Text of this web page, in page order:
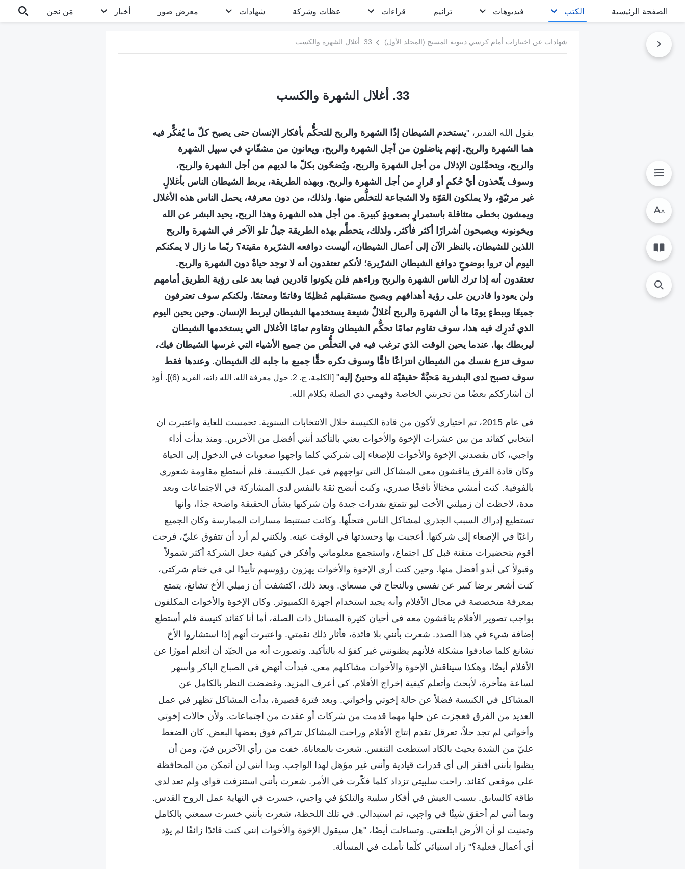
الصفحة الرئيسية الكتب فيديوهات ترانيم قراءات عظات وشركة شهادات معرض صور أخبار مَن نحن
شهادات عن اختبارات أمام كرسي دينونة المسيح (المجلد الأول) 33. أغلال الشهرة والكسب
33. أغلال الشهرة والكسب
يقول الله القدير، "يستخدم الشيطان إذًا الشهرة والربح للتحكُّم بأفكار الإنسان حتى يصبح كلّ ما يُفكِّر فيه
هما الشهرة والربح. إنهم يناضلون من أجل الشهرة والربح، ويعانون من مشقّاتٍ في سبيل الشهرة
والربح، ويتحمَّلون الإذلال من أجل الشهرة والربح، ويُضحّون بكلّ ما لديهم من أجل الشهرة والربح،
وسوف يتّخذون أيّ حُكمٍ أو قرارٍ من أجل الشهرة والربح. وبهذه الطريقة، يربط الشيطان الناس بأغلالٍ
غير مرئيّةٍ، ولا يملكون القوّة ولا الشجاعة للتخلُّص منها. ولذلك، من دون معرفة، يحمل الناس هذه الأغلال
ويمشون بخطى متثاقلة باستمرارٍ بصعوبةٍ كبيرة. من أجل هذه الشهرة وهذا الربح، يحيد البشر عن الله
ويخونونه ويصبحون أشرارًا أكثر فأكثر. ولذلك، يتحطَّم بهذه الطريقة جيلٌ تلو الآخر في الشهرة والربح
اللذين للشيطان. بالنظر الآن إلى أعمال الشيطان، أليست دوافعه الشرّيرة مقيتة؟ ربّما ما زال لا يمكنكم
اليوم أن تروا بوضوحٍ دوافع الشيطان الشرّيرة؛ لأنكم تعتقدون أنه لا توجد حياةٌ دون الشهرة والربح.
تعتقدون أنه إذا ترك الناس الشهرة والربح وراءهم فلن يكونوا قادرين فيما بعد على رؤية الطريق أمامهم
ولن يعودوا قادرين على رؤية أهدافهم ويصبح مستقبلهم مُظلِمًا وقاتمًا ومعتمًا. ولكنكم سوف تعترفون
جميعًا وببطءٍ يومًا ما أن الشهرة والربح أغلالٌ شنيعة يستخدمها الشيطان ليربط الإنسان. وحين يحين اليوم
الذي تُدرِك فيه هذا، سوف تقاوم تمامًا تحكُّم الشيطان وتقاوم تمامًا الأغلال التي يستخدمها الشيطان
ليربطك بها. عندما يحين الوقت الذي ترغب فيه في التخلُّص من جميع الأشياء التي غرسها الشيطان فيك،
سوف تنزع نفسك من الشيطان انتزاعًا تامًّا وسوف تكره حقًّا جميع ما جلبه لك الشيطان. وعندها فقط
سوف تصبح لدى البشرية مَحبَّةٌ حقيقيّة لله وحنينٌ إليه" [الكلمة، ج. 2. حول معرفة الله. الله ذاته، الفريد (6)]
. أود
أن أشارككم بعضًا من تجربتي الخاصة وفهمي ذي الصلة بكلام الله.
في عام 2015، تم اختياري لأكون من قادة الكنيسة خلال الانتخابات السنوية. تحمست للغاية واعتبرت ان
انتخابي كقائد من بين عشرات الإخوة والأخوات يعني بالتأكيد أنني أفضل من الآخرين. ومنذ بدأت أداء
واجبي، كان يقصدني الإخوة والأخوات للإصغاء إلى شركتي كلما واجهوا صعوبات في الدخول إلى الحياة
وكان قادة الفرق يناقشون معي المشاكل التي تواجههم في عمل الكنيسة. فلم أستطع مقاومة شعوري
بالفوقية. كنت أمشي مختالاً نافخًا صدري، وكنت أنضح ثقة بالنفس لدى المشاركة في الاجتماعات وبعد
مدة، لاحظت أن زميلتي الأخت ليو تتمتع بقدرات جيدة وأن شركتها بشأن الحقيقة واضحة جدًا، وأنها
تستطيع إدراك السبب الجذري لمشاكل الناس فتحلّها. وكانت تستنبط مسارات الممارسة وكان الجميع
راغبًا في الإصغاء إلى شركتها. أعجبت بها وحسدتها في الوقت عينه. ولكنني لم أرد أن تتفوق عليّ، فرحت
أقوم بتحضيرات متقنة قبل كل اجتماع، واستجمع معلوماتي وأفكر في كيفية جعل الشركة أكثر شمولاً
وقبولاً كي أبدو أفضل منها. وحين كنت أرى الإخوة والأخوات يهزون رؤوسهم تأييدًا لي في ختام شركتي،
كنت أشعر برضا كبير عن نفسي وبالنجاح في مسعاي. وبعد ذلك، اكتشفت أن زميلي الأخ تشانغ، يتمتع
بمعرفة متخصصة في مجال الأفلام وأنه يجيد استخدام أجهزة الكمبيوتر. وكان الإخوة والأخوات المكلفون
بواجب تصوير الأفلام يناقشون معه في أحيان كثيرة المسائل ذات الصلة، أما أنا كقائد كنيسة فلم أستطع
إضافة شيء في هذا الصدد. شعرت بأنني بلا فائدة، فأثار ذلك نقمتي. واعتبرت أنهم إذا استشاروا الأخ
تشانغ كلما صادفوا مشكلة فلأنهم يظنونني غير كفؤ له بالتأكيد. وتصورت أنه من الجيّد أن أتعلم أمورًا عن
الأفلام أيضًا، وهكذا سيناقش الإخوة والأخوات مشاكلهم معي. فبدأت أنهض في الصباح الباكر وأسهر
لساعة متأخرة، لأبحث وأتعلم كيفية إخراج الأفلام. كي أعرف المزيد. وغضضت النظر بالكامل عن
المشاكل في الكنيسة فضلاً عن حالة إخوتي وأخواتي. وبعد فترة قصيرة، بدأت المشاكل تظهر في عمل
العديد من الفرق فعجزت عن حلها مهما قدمت من شركات أو عقدت من اجتماعات. ولأن حالات إخوتي
وأخواتي لم تجد حلاً، تعرقل تقدم إنتاج الأفلام وراحت المشاكل تتراكم فوق بعضها البعض. كان الضغط
عليّ من الشدة بحيث بالكاد استطعت التنفس. شعرت بالمعاناة. خفت من رأي الآخرين فيّ، ومن أن
يظنوا بأنني أفتقر إلى أي قدرات قيادية وأنني غير مؤهل لهذا الواجب. وبدا أنني لن أتمكن من المحافظة
على موقعي كقائد. راحت سلبيتي تزداد كلما فكّرت في الأمر. شعرت بأنني استنزفت قواي ولم تعد لدي
طاقة كالسابق. بسبب العيش في أفكار سلبية والتلكؤ في واجبي، خسرت في النهاية عمل الروح القدس.
وبما أنني لم أحقق شيئًا في واجبي، تم استبدالي. في تلك اللحظة، شعرت بأنني خسرت سمعتي بالكامل
وتمنيت لو أن الأرض ابتلعتني. وتساءلت أيضًا، "هل سيقول الإخوة والأخوات إنني كنت قائدًا زائفًا لم يؤد
أي أعمال فعلية؟" زاد استيائي كلّما تأملت في المسألة.